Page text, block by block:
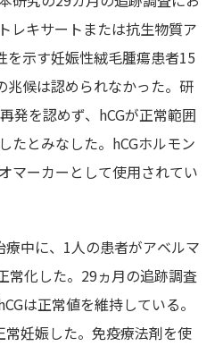
レキサートまたは抗生物質ア
を示す妊娠性絨毛腫瘍患者15
兆候は認められなかった。研
発を認めず、hCGが正常範囲
たとみなした。hCGホルモン
マーカーとして使用されてい
中に、1人の患者がアベルマ
常化した。29ヵ月の追跡調査
は正常値を維持している。
常妊娠した。免疫療法剤を使